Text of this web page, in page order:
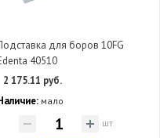
для боров 10FG
40510
2 175.11 руб.
мало
шт